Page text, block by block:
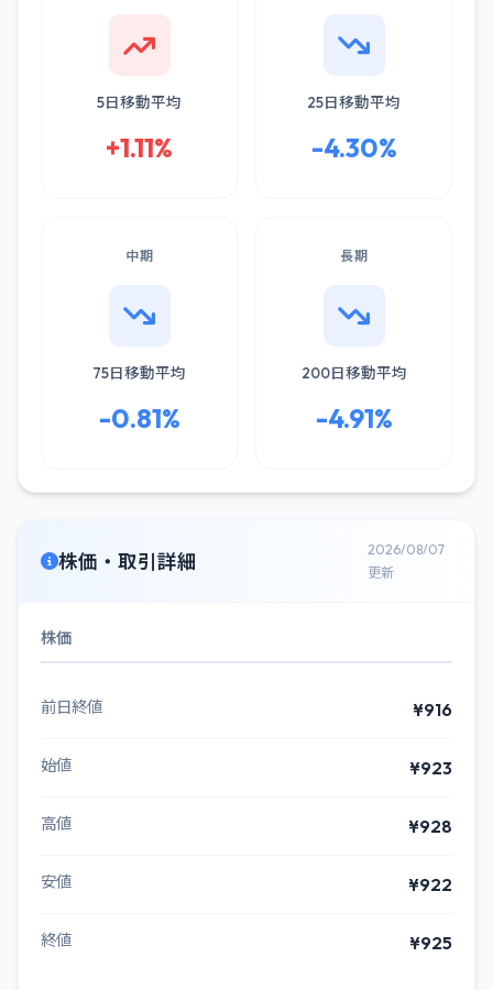
5日移動平均
+1.11%
25日移動平均
-4.30%
中期
75日移動平均
-0.81%
長期
200日移動平均
-4.91%
株価・取引詳細
2026/08/07
更新
株価
前日終値 ¥916
始値 ¥923
高値 ¥928
安値 ¥922
終値 ¥925